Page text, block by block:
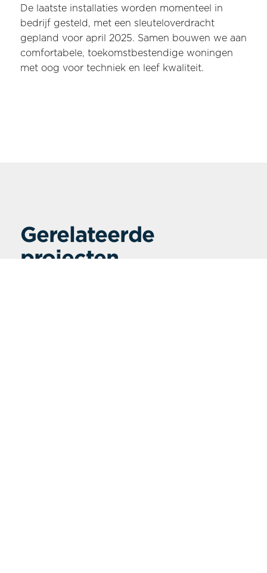
De laatste installaties worden momenteel in
bedrijf gesteld, met een sleuteloverdracht
gepland voor april 2025. Samen bouwen we aan
comfortabele, toekomstbestendige woningen
met oog voor techniek en leef kwaliteit.
Gerelateerde
projecten